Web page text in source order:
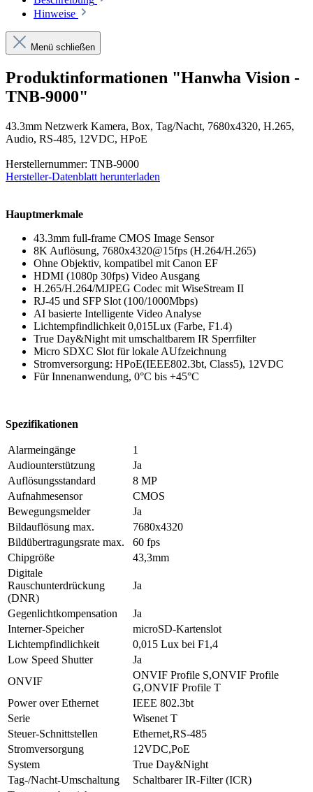
Hinweise
Menü schließen
Produktinformationen "Hanwha Vision -
TNB-9000"
43.3mm Netzwerk Kamera, Box, Tag/Nacht, 7680x4320, H.265,
Audio, RS-485, 12VDC, HPoE
Herstellernummer: TNB-9000
Hersteller-Datenblatt herunterladen
Hauptmerkmale
43.3mm full-frame CMOS Image Sensor
8K Auflösung, 7680x4320@15fps (H.264/H.265)
Ohne Objektiv, kompatibel mit Canon EF
HDMI (1080p 30fps) Video Ausgang
H.265/H.264/MJPEG Codec mit WiseStream II
RJ-45 und SFP Slot (100/1000Mbps)
AI basierte Intelligente Video Analyse
Lichtempfindlichkeit 0,015Lux (Farbe, F1.4)
True Day&Night mit umschaltbarem IR Sperrfilter
Micro SDXC Slot für lokale AUfzeichnung
Stromversorgung: HPoE(IEEE802.3bt, Class5), 12VDC
Für Innenanwendung, 0°C bis +45°C
Spezifikationen
Alarmeingänge
1
Audiounterstützung
Ja
Auflösungsstandard
8 MP
Aufnahmesensor
CMOS
Bewegungsmelder
Ja
Bildauflösung max.
7680x4320
Bildübertragungsrate max.
60 fps
Chipgröße
43,3mm
Digitale
Rauschunterdrückung
(DNR)
Ja
Gegenlichtkompensation
Ja
Interner-Speicher
microSD-Kartenslot
Lichtempfindlichkeit
0,015 Lux bei F1,4
Low Speed Shutter
Ja
ONVIF
ONVIF Profile S,ONVIF Profile
G,ONVIF Profile T
Power over Ethernet
IEEE 802.3bt
Serie
Wisenet T
Steuer-Schnittstellen
Ethernet,RS-485
Stromversorgung
12VDC,PoE
System
True Day&Night
Tag-/Nacht-Umschaltung
Schaltbarer IR-Filter (ICR)